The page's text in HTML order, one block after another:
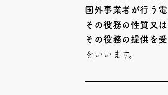
国外事業者が行う
その役務の性質又
その役務の提供を
をいいます。